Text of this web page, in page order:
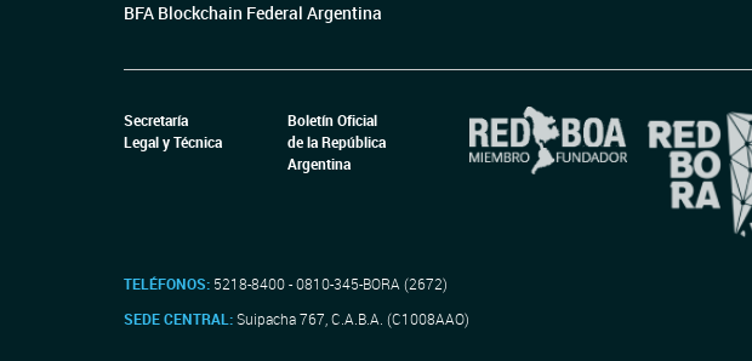
BFA Blockchain Federal Argentina
Secretaría
Legal y Técnica
Boletín Oficial
de la República
Argentina
TELÉFONOS: 5218-8400 - 0810-345-BORA (2672)
SEDE CENTRAL:Suipacha 767, C.A.B.A. (C1008AAO)